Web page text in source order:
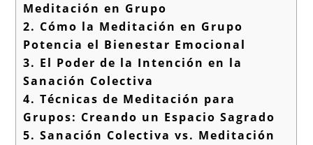
Meditación en Grupo
2. Cómo la Meditación en Grupo
Potencia el Bienestar Emocional
3. El Poder de la Intención en la
Sanación Colectiva
4. Técnicas de Meditación para
Grupos: Creando un Espacio Sagrado
5. Sanación Colectiva vs. Meditación